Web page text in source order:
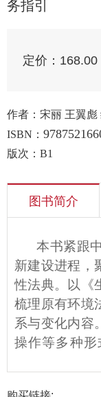
务指引
定价： 168.00
作者：宋丽 王翼彪
ISBN：
版次：B1
图书简介
本书紧跟
新建设进程，
性法典。以《
梳理原有环境
系与变化内容
操作等多种形